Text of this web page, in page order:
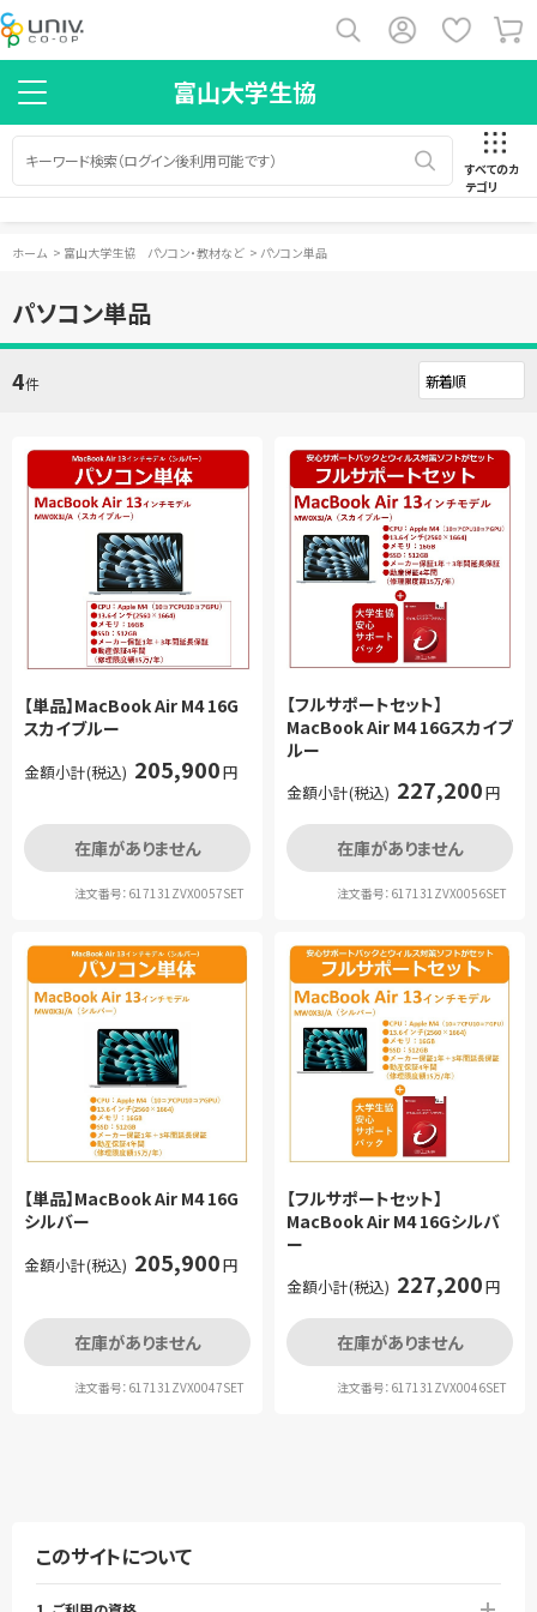
富山大学生協
すべてのカ
テゴリ
ホーム > 富山大学生協 パソコン・教材など > パソコン単品
パソコン単品
4件
【単品】MacBook Air M4 16G
スカイブルー
金額小計(税込) 205,900円
在庫がありません
注文番号：617131ZVX0057SET
【フルサポートセット】
MacBook Air M4 16Gスカイブ
ルー
金額小計(税込) 227,200円
在庫がありません
注文番号：617131ZVX0056SET
【単品】MacBook Air M4 16G
シルバー
金額小計(税込) 205,900円
在庫がありません
注文番号：617131ZVX0047SET
【フルサポートセット】
MacBook Air M4 16Gシルバ
ー
金額小計(税込) 227,200円
在庫がありません
注文番号：617131ZVX0046SET
このサイトについて